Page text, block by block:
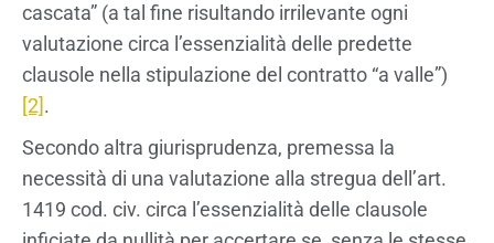
cascata” (a tal fine risultando irrilevante ogni
valutazione circa l’essenzialità delle predette
clausole nella stipulazione del contratto “a valle”)
[2].
Secondo altra giurisprudenza, premessa la
necessità di una valutazione alla stregua dell’art.
1419 cod. civ. circa l’essenzialità delle clausole